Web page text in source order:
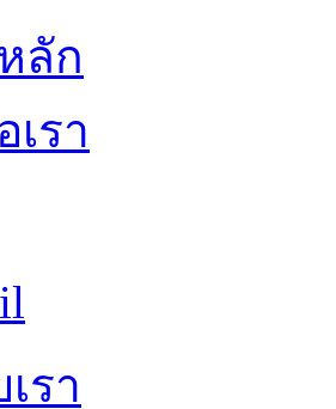
ลัก
รา
รา